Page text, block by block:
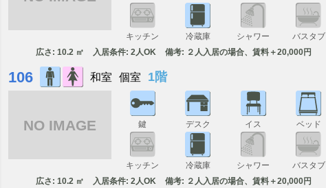
キッチン 冷蔵庫 シャワー バスタブ
広さ: 10.2 ㎡ 入居条件: 2人OK 備考: ２人入居の場合、賃料＋20,000円
106 和室 個室 1階
NO IMAGE 鍵 デスク イス ベッド
キッチン 冷蔵庫 シャワー バスタブ
広さ: 10.2 ㎡ 入居条件: 2人OK 備考: ２人入居の場合、賃料＋20,000円